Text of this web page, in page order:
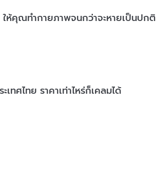
ห้คุณทำกายภาพจนกว่าจะหายเป็นปกติ
ทศไทย ราคาเท่าไหร่ก็เคลมได้